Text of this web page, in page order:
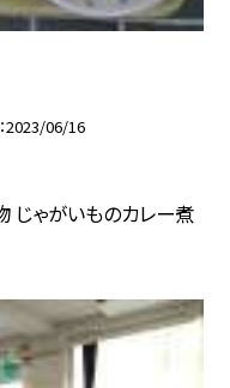
2023/06/16
じゃがいものカレー煮